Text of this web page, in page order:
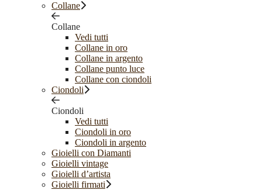
Collane
Collane
Vedi tutti
Collane in oro
Collane in argento
Collane punto luce
Collane con ciondoli
Ciondoli
Ciondoli
Vedi tutti
Ciondoli in oro
Ciondoli in argento
Gioielli con Diamanti
Gioielli vintage
Gioielli d’artista
Gioielli firmati